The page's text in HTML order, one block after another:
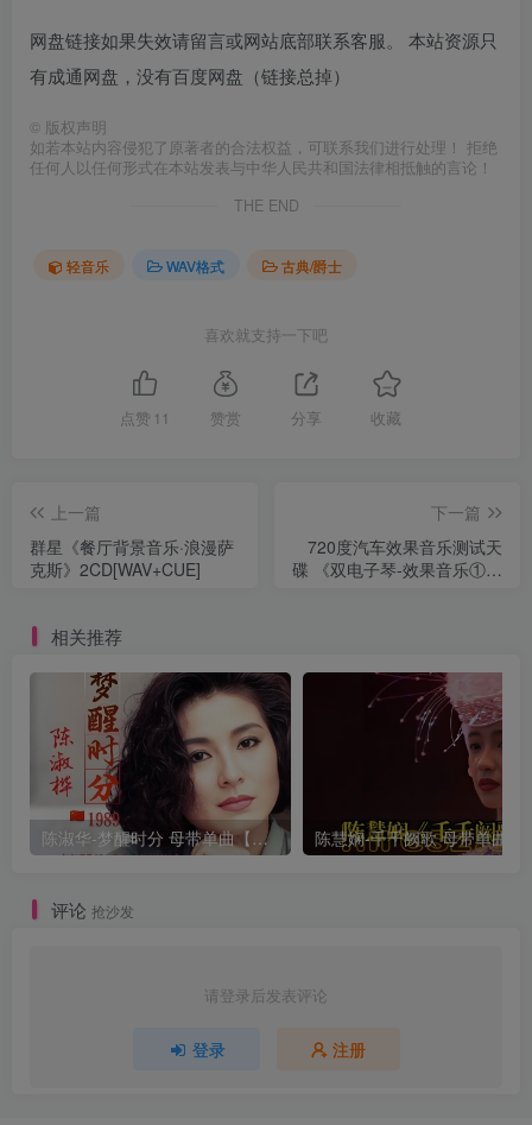
网盘链接如果失效请留言或网站底部联系客服。 本站资源只
有成通网盘，没有百度网盘（链接总掉）
© 版权声明
如若本站内容侵犯了原著者的合法权益，可联系我们进行处理！ 拒绝
任何人以任何形式在本站发表与中华人民共和国法律相抵触的言论！
THE END
轻音乐 WAV格式 古典/爵士
喜欢就支持一下吧
点赞 11 赞赏 分享 收藏
上一篇
群星《餐厅背景音乐·浪漫萨
克斯》2CD[WAV+CUE]
下一篇
720度汽车效果音乐测试天
碟 《双电子琴-效果音乐①》
相关推荐
陈淑华-梦醒时分 母带单曲【试听】
评论 抢沙发
请登录后发表评论
登录 注册